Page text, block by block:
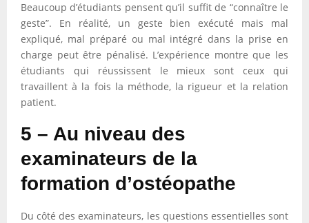
Beaucoup d’étudiants pensent qu’il suffit de “connaître le
geste”. En réalité, un geste bien exécuté mais mal
expliqué, mal préparé ou mal intégré dans la prise en
charge peut être pénalisé. L’expérience montre que les
étudiants qui réussissent le mieux sont ceux qui
travaillent à la fois la méthode, la rigueur et la relation
patient.
5 – Au niveau des
examinateurs de la
formation d’ostéopathe
Du côté des examinateurs, les questions essentielles sont